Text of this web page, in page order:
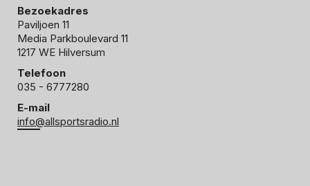
Bezoekadres
Paviljoen 11
Media Parkboulevard 11
1217 WE Hilversum
Telefoon
035 - 6777280
E-mail
info@allsportsradio.nl